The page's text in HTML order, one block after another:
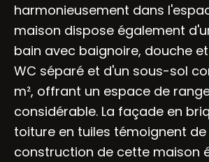
harmonieusement dans
maison dispose également
bain avec baignoire, douche
WC séparé et d'un sous-sol
m², offrant un espace de
considérable. La façade en
toiture en tuiles témoignent
construction de cette maison